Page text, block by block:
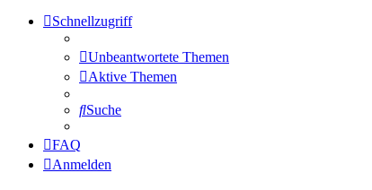
Schnellzugriff
Unbeantwortete Themen
Aktive Themen
Suche
FAQ
Anmelden